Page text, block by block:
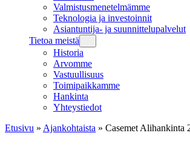
Valmistusmenetelmämme
Teknologia ja investoinnit
Asiantuntija- ja suunnittelupalvelut
Tietoa meistä
Historia
Arvomme
Vastuullisuus
Toimipaikkamme
Hankinta
Yhteystiedot
Etusivu » Ajankohtaista » Casemet Alihankinta